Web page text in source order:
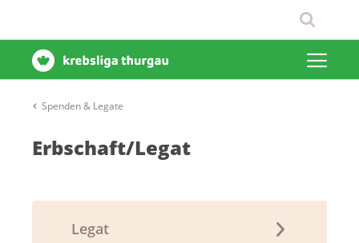
Spenden & Legate
Erbschaft/Legat
Legat